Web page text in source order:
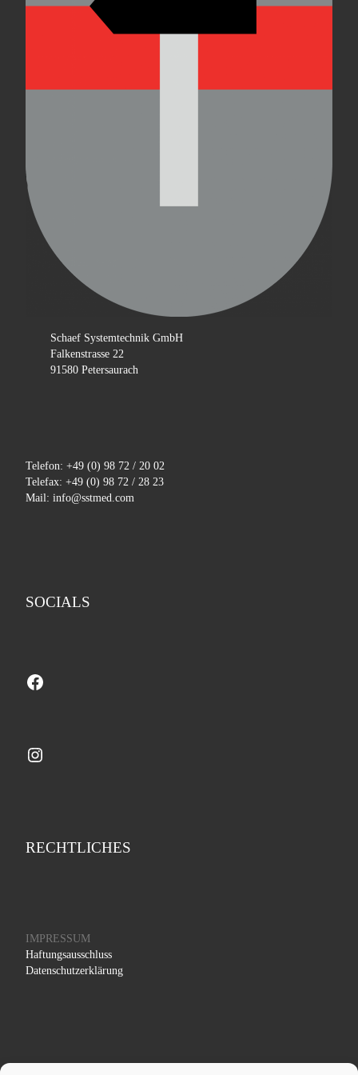
Schaef Systemtechnik GmbH
Falkenstrasse 22
91580 Petersaurach
Telefon: +49 (0) 98 72 / 20 02
Telefax: +49 (0) 98 72 / 28 23
Mail: info@sstmed.com
SOCIALS
Facebook
Instagram
RECHTLICHES
IMPRESSUM
Haftungsausschluss
Datenschutzerklärung
COOKIE RICHTLINIEN (EU)